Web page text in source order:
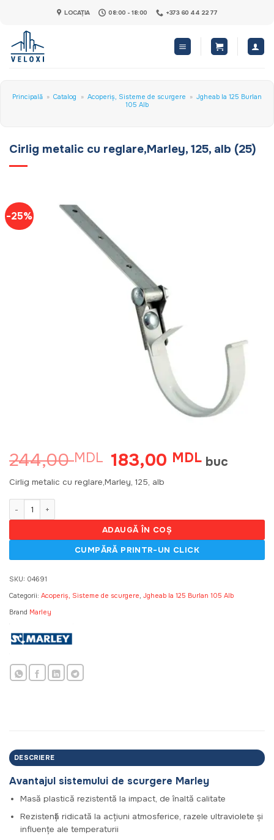
content
LOCAȚIA 08:00 - 18:00 +373 60 44 22 77
Principală » Catalog » Acoperiș, Sisteme de scurgere » Jgheab la 125 Burlan
105 Alb
Cirlig metalic cu reglare,Marley, 125, alb (25)
-25%
244,00MDL Prețul
inițial
a
183,00 MDLPrețul
curent
buc
Cirlig metalic cu reglare,Marley, 125, alb
ADAUGĂ ÎN COȘ
SKU: 04691
Categorii: Acoperiș, Sisteme de scurgere, Jgheab la 125 Burlan 105 Alb
Brand Marley
DESCRIERE
Avantajul sistemului de scurgere Marley
Masă plastică rezistentă la impact, de înaltă calitate
Rezistență ridicată la acțiuni atmosferice, razele ultraviolete și
influențe ale temperaturii